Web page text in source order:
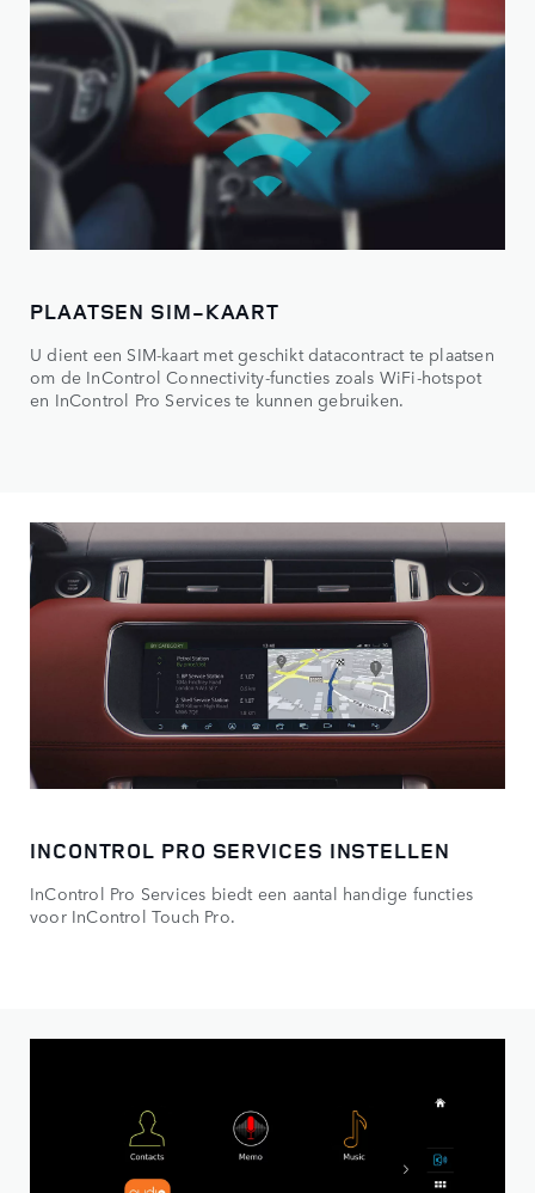
PLAATSEN SIM-KAART
U dient een SIM-kaart met geschikt datacontract te plaatsen
om de InControl Connectivity-functies zoals WiFi-hotspot
en InControl Pro Services te kunnen gebruiken.
INCONTROL PRO SERVICES INSTELLEN
InControl Pro Services biedt een aantal handige functies
voor InControl Touch Pro.